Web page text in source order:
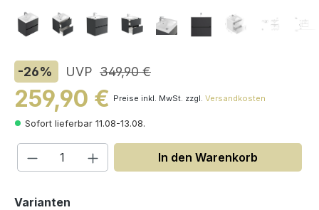
-26% UVP 349,90 €
259,90 € Preise inkl. MwSt. zzgl. Versandkosten
Sofort lieferbar 11.08-13.08.
Produkt Anzahl: Gib den
In den Warenkorb
Varianten